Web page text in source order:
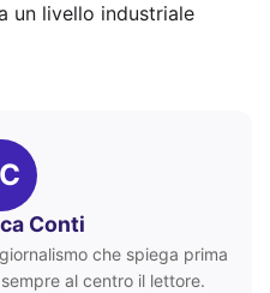
un livello industriale
Conti
che spiega prima
al centro il lettore.